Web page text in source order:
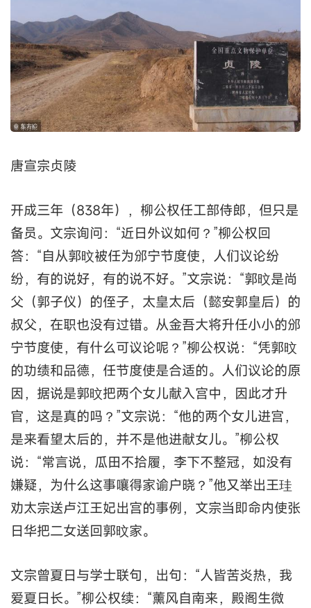
唐宣宗贞陵
开成三年（838年），柳公权任工部侍郎，但只是
备员。文宗询问：“近日外议如何？”柳公权回
答：“自从郭旼被任为邠宁节度使，人们议论纷
纷，有的说好，有的说不好。”文宗说：“郭旼是尚
父（郭子仪）的侄子，太皇太后（懿安郭皇后）的
叔父，在职也没有过错。从金吾大将升任小小的邠
宁节度使，有什么可议论呢？”柳公权说：“凭郭旼
的功绩和品德，任节度使是合适的。人们议论的原
因，据说是郭旼把两个女儿献入宫中，因此才升
官，这是真的吗？”文宗说：“他的两个女儿进宫，
是来看望太后的，并不是他进献女儿。”柳公权
说：“常言说，瓜田不拾履，李下不整冠，如没有
嫌疑，为什么这事嚷得家谕户晓？”他又举出王珪
劝太宗送卢江王妃出宫的事例，文宗当即命内使张
日华把二女送回郭旼家。
文宗曾夏日与学士联句，出句：“人皆苦炎热，我
爱夏日长。”柳公权续：“薰风自南来，殿阁生微